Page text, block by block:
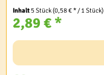
Inhalt 5 Stück(0,58 € * / 1 Stück)
2,89 € *